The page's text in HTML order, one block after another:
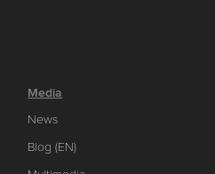
Media
News
Blog (EN)